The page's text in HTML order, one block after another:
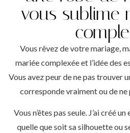
vous sublime
Vous rêvez de votre mariage,
mariée complexée et l’idée des
Vous avez peur de ne pas trouver
corresponde vraiment ou de ne
Vous n’êtes pas seule. J’ai créé
quelle que soit sa silhouette ou